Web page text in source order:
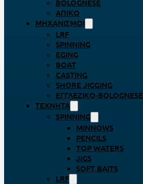
BOLOGNESE
ΑΠΊΚΟ
ΜΗΧΑΝΙΣΜΟΊ
LRF
SPINNING
EGING
BOAT
CASTING
SHORE JIGGING
ΕΓΓΛΈΖΙΚΟ-BOLOGNESE
ΤΕΧΝΗΤΆ
SPINNING
MINNOWS
PENCILS
TOP WATERS
JIGS
SOFT BAITS
LRF